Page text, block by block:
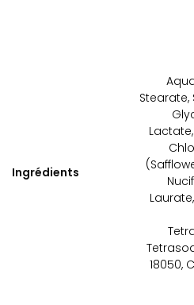
Ingrédients
Stearate,
18050,